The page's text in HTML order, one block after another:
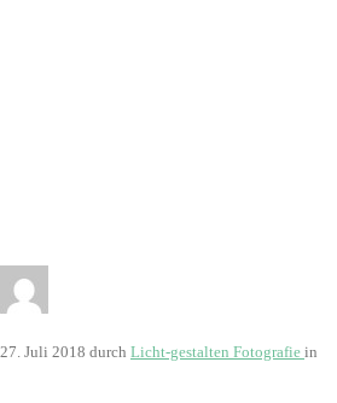
27. Juli 2018 durch Licht-gestalten Fotografie in